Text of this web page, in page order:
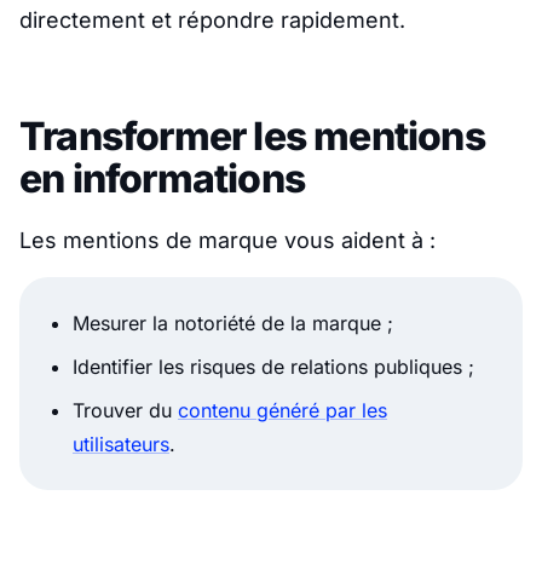
directement et répondre rapidement.
Transformer les mentions
en informations
Les mentions de marque vous aident à :
Mesurer la notoriété de la marque ;
Identifier les risques de relations publiques ;
Trouver du contenu généré par les
utilisateurs.